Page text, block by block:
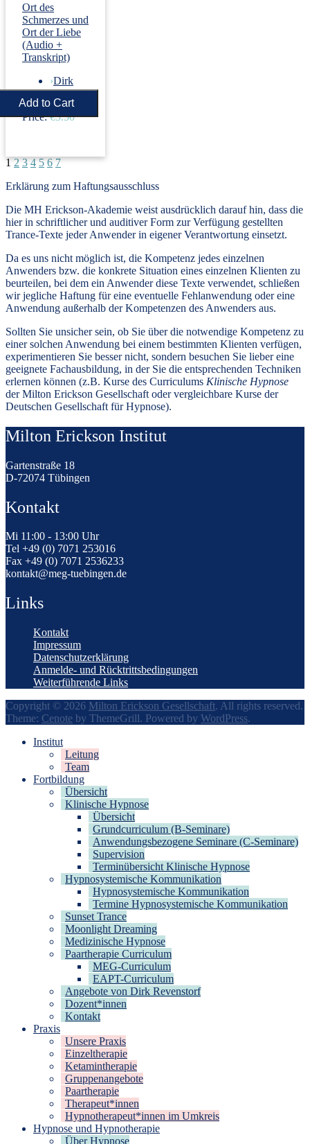
Ort des
Schmerzes und
Ort der Liebe
(Audio +
Transkript)
›Dirk
Revenstorf
Price: €5.50
1 2 3 4 5 6 7
Erklärung zum Haftungsausschluss
Die MH Erickson-Akademie weist ausdrücklich darauf hin, dass die
hier in schriftlicher und auditiver Form zur Verfügung gestellten
Trance-Texte jeder Anwender in eigener Verantwortung einsetzt.
Da es uns nicht möglich ist, die Kompetenz jedes einzelnen
Anwenders bzw. die konkrete Situation eines einzelnen Klienten zu
beurteilen, bei dem ein Anwender diese Texte verwendet, schließen
wir jegliche Haftung für eine eventuelle Fehlanwendung oder eine
Anwendung außerhalb der Kompetenzen des Anwenders aus.
Sollten Sie unsicher sein, ob Sie über die notwendige Kompetenz zu
einer solchen Anwendung bei einem bestimmten Klienten verfügen,
experimentieren Sie besser nicht, sondern besuchen Sie lieber eine
geeignete Fachausbildung, in der Sie die entsprechenden Techniken
erlernen können (z.B. Kurse des Curriculums Klinische Hypnose
der Milton Erickson Gesellschaft oder vergleichbare Kurse der
Deutschen Gesellschaft für Hypnose).
Milton Erickson Institut
Gartenstraße 18
D-72074 Tübingen
Kontakt
Mi 11:00 - 13:00 Uhr
Tel +49 (0) 7071 253016
Fax +49 (0) 7071 2536233
kontakt@meg-tuebingen.de
Links
Kontakt
Impressum
Datenschutzerklärung
Anmelde- und Rücktrittsbedingungen
Weiterführende Links
Copyright © 2026 Milton Erickson Gesellschaft. All rights reserved.
Theme: Cenote by ThemeGrill. Powered by WordPress.
Institut
Leitung
Team
Fortbildung
Übersicht
Klinische Hypnose
Übersicht
Grundcurriculum (B-Seminare)
Anwendungsbezogene Seminare (C-Seminare)
Supervision
Terminübersicht Klinische Hypnose
Hypnosystemische Kommunikation
Hypnosystemische Kommunikation
Termine Hypnosystemische Kommunikation
Sunset Trance
Moonlight Dreaming
Medizinische Hypnose
Paartherapie Curriculum
MEG-Curriculum
EAPT-Curriculum
Angebote von Dirk Revenstorf
Dozent*innen
Kontakt
Praxis
Unsere Praxis
Einzeltherapie
Ketamintherapie
Gruppenangebote
Paartherapie
Therapeut*innen
Hypnotherapeut*innen im Umkreis
Hypnose und Hypnotherapie
Über Hypnose